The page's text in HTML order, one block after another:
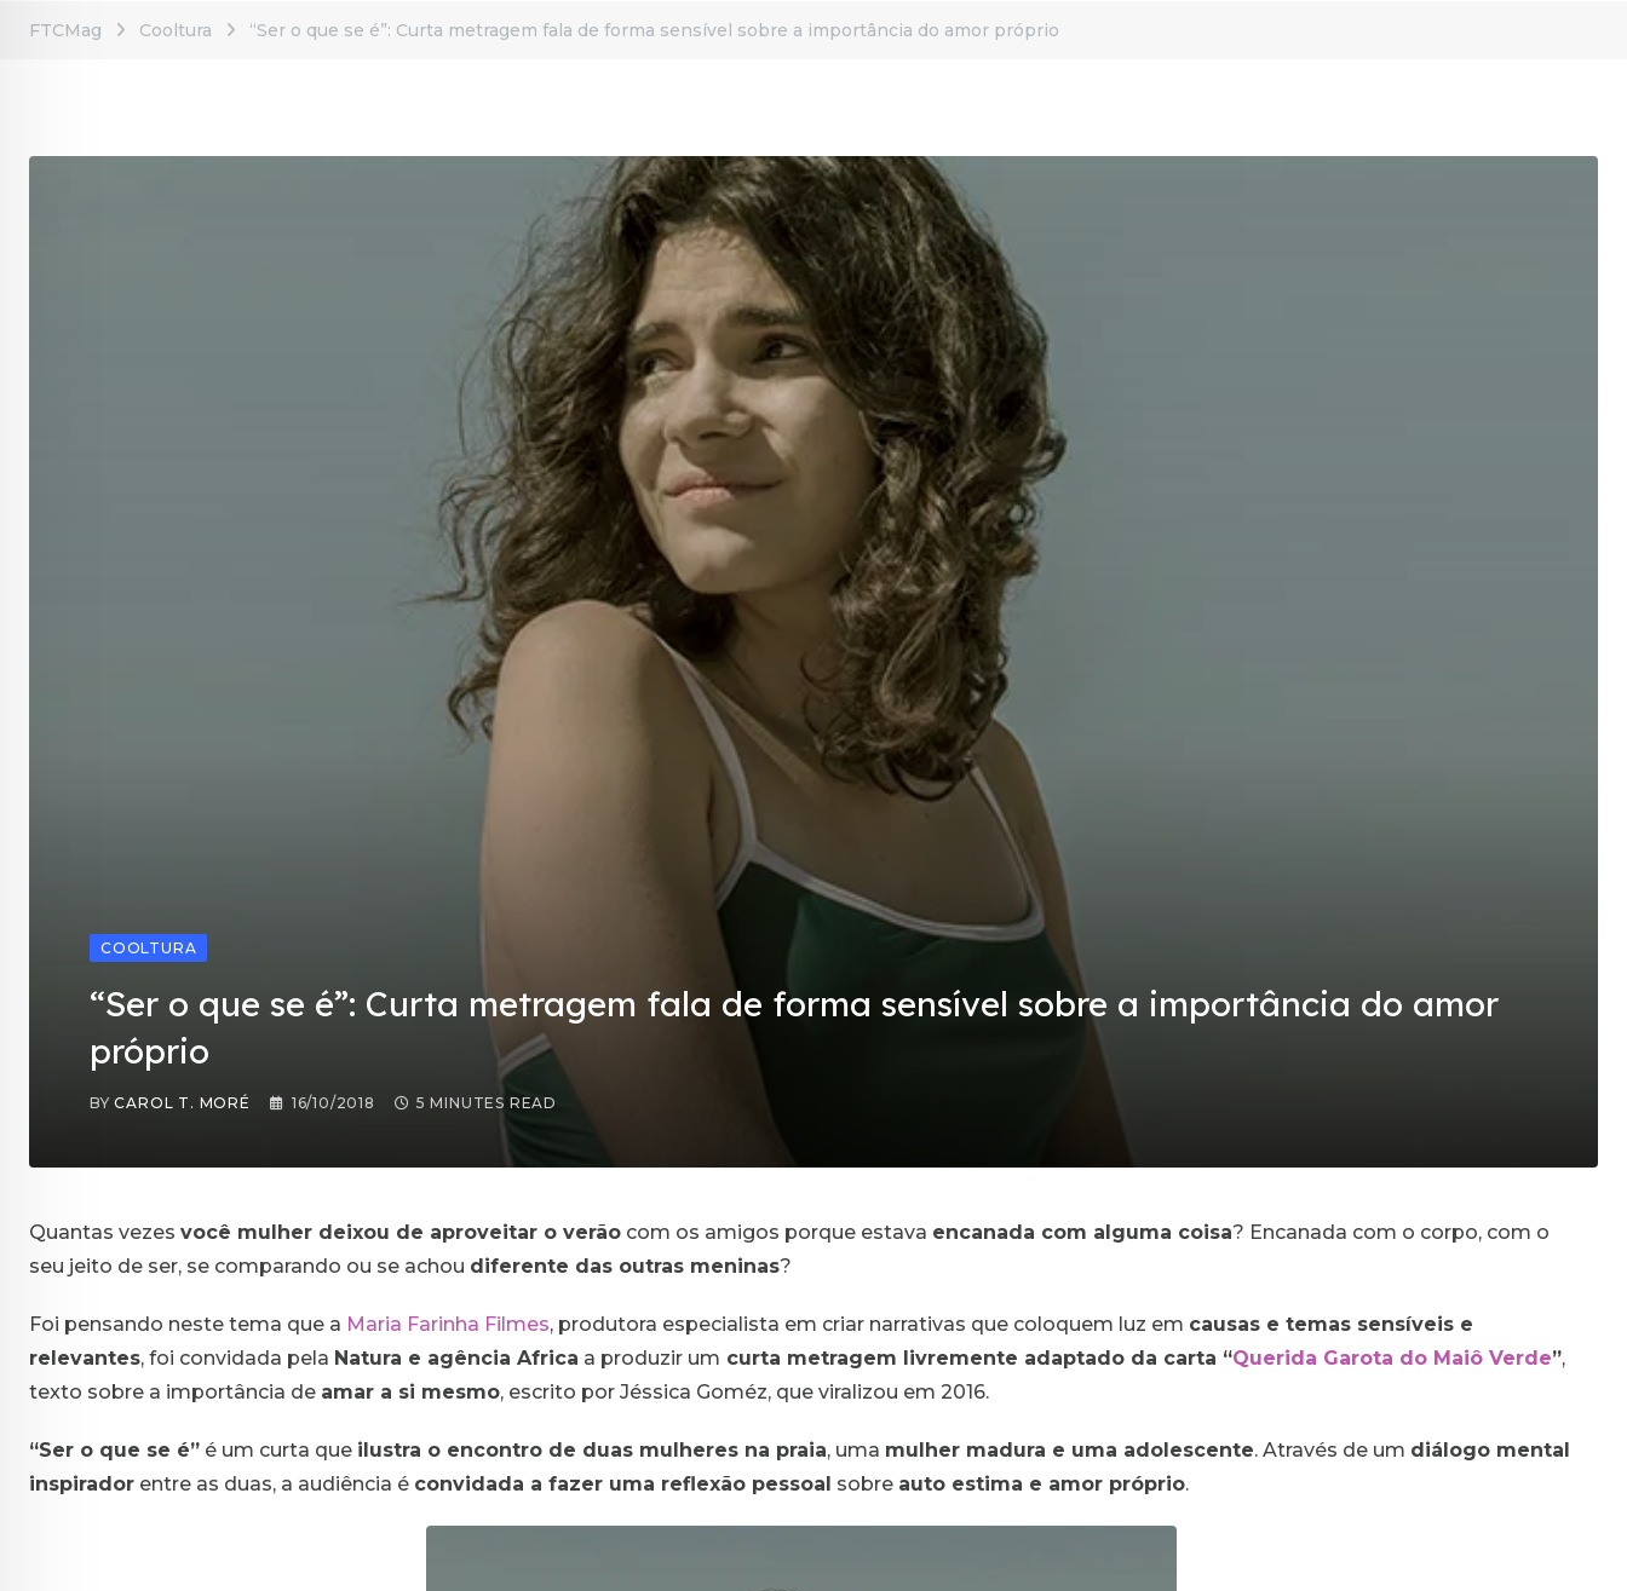
FTCMag Cooltura “Ser o que se é”: Curta metragem fala de forma sensível sobre a importância do amor próprio
COOLTURA
“Ser o que se é”: Curta metragem fala de forma sensível sobre a importância do amor
próprio
BYCAROL T. MORÉ 16/10/2018 5 MINUTES READ
Quantas vezes você mulher deixou de aproveitar o verão com os amigos porque estava encanada com alguma coisa? Encanada com o corpo, com o
seu jeito de ser, se comparando ou se achou diferente das outras meninas?
Foi pensando neste tema que a Maria Farinha Filmes, produtora especialista em criar narrativas que coloquem luz em causas e temas sensíveis e
relevantes, foi convidada pela Natura e agência Africa a produzir um curta metragem livremente adaptado da carta “Querida Garota do Maiô Verde”,
texto sobre a importância de amar a si mesmo, escrito por Jéssica Goméz, que viralizou em 2016.
“Ser o que se é” é um curta que ilustra o encontro de duas mulheres na praia, uma mulher madura e uma adolescente. Através de um diálogo mental
inspirador entre as duas, a audiência é convidada a fazer uma reflexão pessoal sobre auto estima e amor próprio.